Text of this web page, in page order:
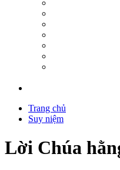
Trang chủ
Suy niệm
Lời Chúa